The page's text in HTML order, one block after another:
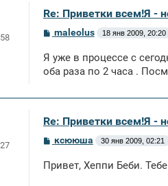
Re: Приветки всем!Я -
С
б
щ
и
maleolus 18 янв 2009, 20:20
Я уже в процессе с
оба раза по 2 часа .
Re: Приветки всем!Я -
С
б
ксююша 30 янв 2009, 02:21
Привет, Хеппи Беби.